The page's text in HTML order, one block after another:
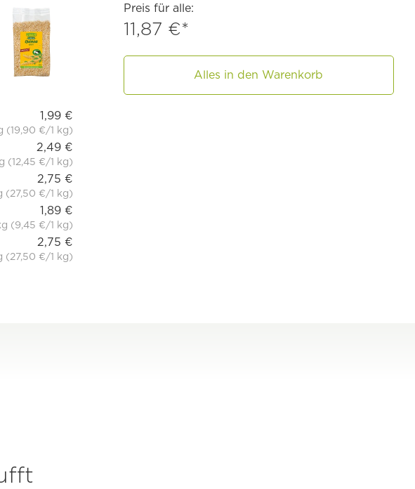
Preis für alle:
11,87 €*
Alles in den Warenkorb
1,99 €
(19,90 €/1 kg)
2,49 €
(12,45 €/1 kg)
2,75 €
(27,50 €/1 kg)
1,89 €
(9,45 €/1 kg)
2,75 €
(27,50 €/1 kg)